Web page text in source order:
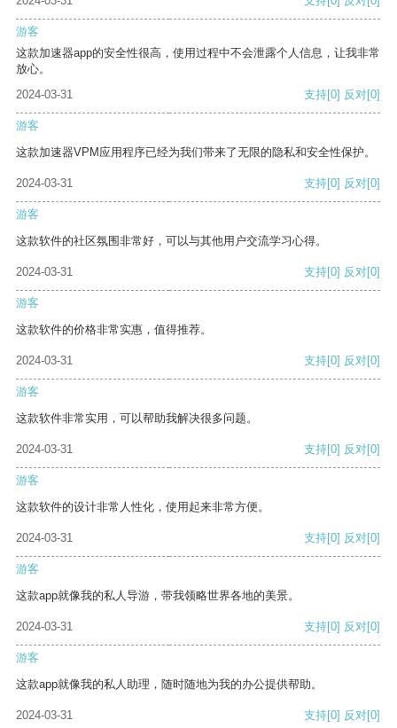
游客
这款加速器app的安全性很高，使用过程中不会泄露个人信息，让我非常
放心。
2024-03-31
支持[0] 反对[0]
游客
这款加速器VPM应用程序已经为我们带来了无限的隐私和安全性保护。
2024-03-31 支持[0] 反对[0]
游客
这款软件的社区氛围非常好，可以与其他用户交流学习心得。
2024-03-31 支持[0] 反对[0]
游客
这款软件的价格非常实惠，值得推荐。
2024-03-31 支持[0] 反对[0]
游客
这款软件非常实用，可以帮助我解决很多问题。
2024-03-31 支持[0] 反对[0]
游客
这款软件的设计非常人性化，使用起来非常方便。
2024-03-31 支持[0] 反对[0]
游客
这款app就像我的私人导游，带我领略世界各地的美景。
2024-03-31 支持[0] 反对[0]
游客
这款app就像我的私人助理，随时随地为我的办公提供帮助。
2024-03-31 支持[0] 反对[0]